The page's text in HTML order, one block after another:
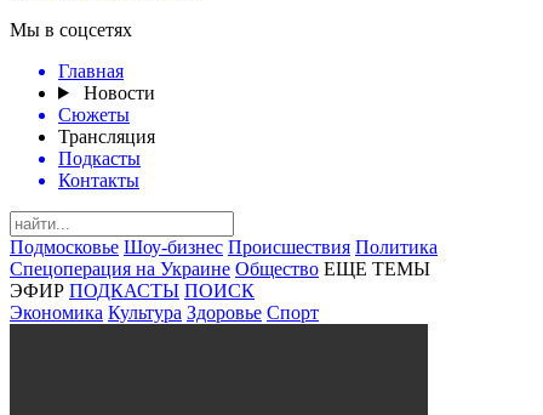
Мы в соцсетях
Главная
Новости
Сюжеты
Трансляция
Подкасты
Контакты
Подмосковье Шоу-бизнес Происшествия Политика
Спецоперация на Украине Общество ЕЩЕ ТЕМЫ
ЭФИР ПОДКАСТЫ ПОИСК
Экономика Культура Здоровье Спорт